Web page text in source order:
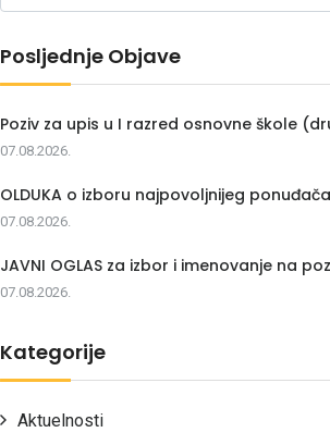
Posljednje Objave
Poziv za upis u I razred osnovne škole
07.08.2026.
OLDUKA o izboru najpovoljnijeg
07.08.2026.
JAVNI OGLAS za izbor i imenovanje na
07.08.2026.
Kategorije
Aktuelnosti